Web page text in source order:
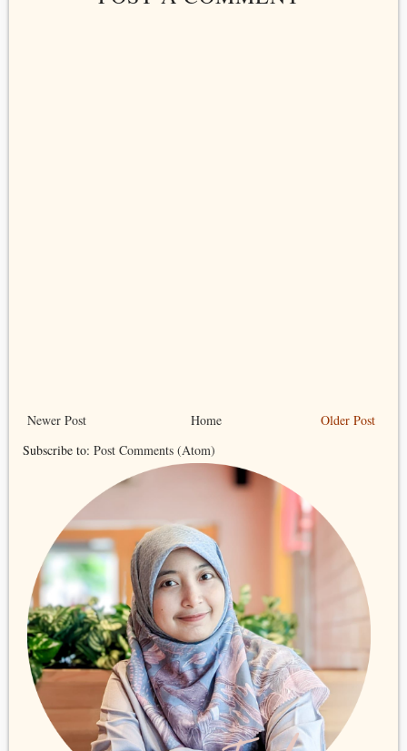
Newer Post Older Post
Home
Subscribe to: Post Comments (Atom)